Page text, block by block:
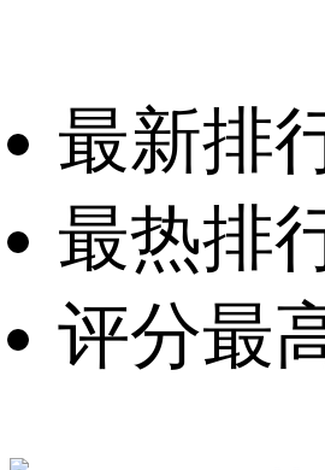
最新排
最热排
评分最